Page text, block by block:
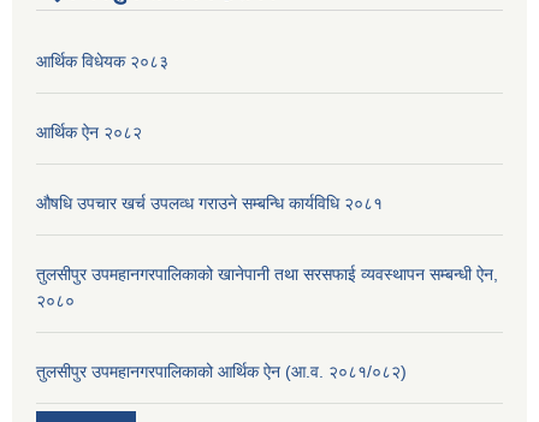
आर्थिक विधेयक २०८३
आर्थिक ऐन २०८२
औषधि उपचार खर्च उपलव्ध गराउने सम्बन्धि कार्यविधि २०८१
तुलसीपुर उपमहानगरपालिकाको खानेपानी तथा सरसफाई व्यवस्थापन सम्बन्धी ऐन,
२०८०
तुलसीपुर उपमहानगरपालिकाको आर्थिक ऐन (आ.व. २०८१/०८२)